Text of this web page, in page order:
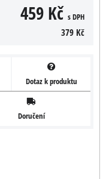
459 Kč s DPH
379 Kč
Dotaz k produktu
Doručení